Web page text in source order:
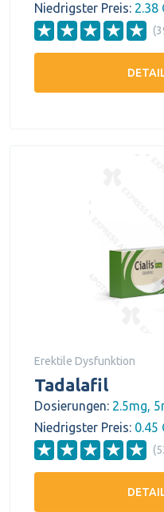
Niedrigster Preis: 2.38
Erektile Dysfunktion
Tadalafil
Dosierungen: 2.5mg,
Niedrigster Preis: 0.45